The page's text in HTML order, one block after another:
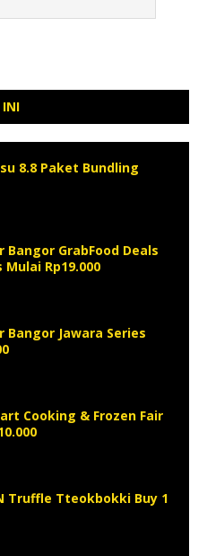
INI
8.8 Paket Bundling
Bangor GrabFood Deals
Mulai Rp19.000
Bangor Jawara Series
Cooking & Frozen Fair
Truffle Tteokbokki Buy 1